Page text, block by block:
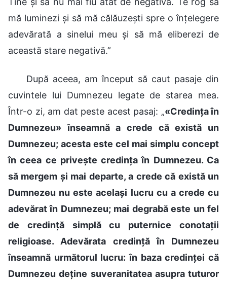
mă luminezi și să mă călăuzești spre o înțelegere
adevărată a sinelui meu și să mă eliberezi de
această stare negativă.”
După aceea, am început să caut pasaje din
cuvintele lui Dumnezeu legate de starea mea.
Într-o zi, am dat peste acest pasaj: „«Credința în
Dumnezeu» înseamnă a crede că există un
Dumnezeu; acesta este cel mai simplu concept
în ceea ce privește credința în Dumnezeu. Ca
să mergem și mai departe, a crede că există un
Dumnezeu nu este același lucru cu a crede cu
adevărat în Dumnezeu; mai degrabă este un fel
de credință simplă cu puternice conotații
religioase. Adevărata credință în Dumnezeu
înseamnă următorul lucru: în baza credinței că
Dumnezeu deține suveranitatea asupra tuturor